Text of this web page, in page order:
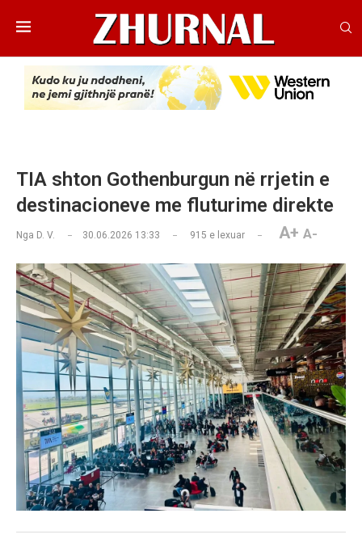
TIA shton Gothenburgun në rrjetin e
destinacioneve me fluturime direkte
Nga D. V. 30.06.2026 13:33 915 e lexuar A+ A-